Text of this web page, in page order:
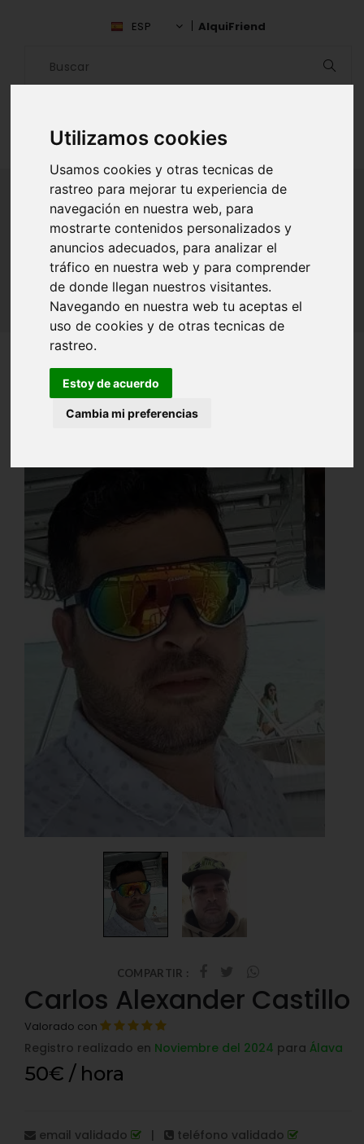
Utilizamos cookies
Usamos cookies y otras tecnicas de
rastreo para mejorar tu experiencia de
navegación en nuestra web, para
mostrarte contenidos personalizados y
anuncios adecuados, para analizar el
tráfico en nuestra web y para comprender
de donde llegan nuestros visitantes.
Navegando en nuestra web tu aceptas el
uso de cookies y de otras tecnicas de
rastreo.
Estoy de acuerdo
Cambia mi preferencias
ESP AlquiFriend
ALQUILAR AMIGO
Inicio Amigos Álava Carlos Alexander Castillo
COMPARTIR :
Carlos Alexander Castillo
Valorado con
Registro realizado en Noviembre del 2024 para Álava
50€ / hora
email validado | teléfono validado